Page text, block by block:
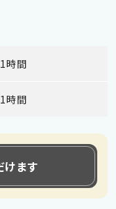
時間
時間
けます